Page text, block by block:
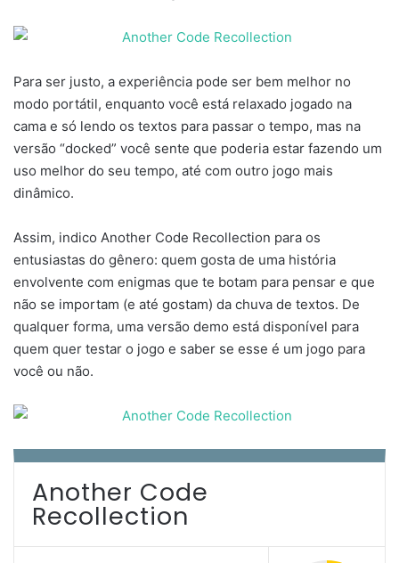
Para ser justo, a experiência pode ser bem melhor no
modo portátil, enquanto você está relaxado jogado na
cama e só lendo os textos para passar o tempo, mas na
versão “docked” você sente que poderia estar fazendo um
uso melhor do seu tempo, até com outro jogo mais
dinâmico.
Assim, indico Another Code Recollection para os
entusiastas do gênero: quem gosta de uma história
envolvente com enigmas que te botam para pensar e que
não se importam (e até gostam) da chuva de textos. De
qualquer forma, uma versão demo está disponível para
quem quer testar o jogo e saber se esse é um jogo para
você ou não.
Another Code
Recollection